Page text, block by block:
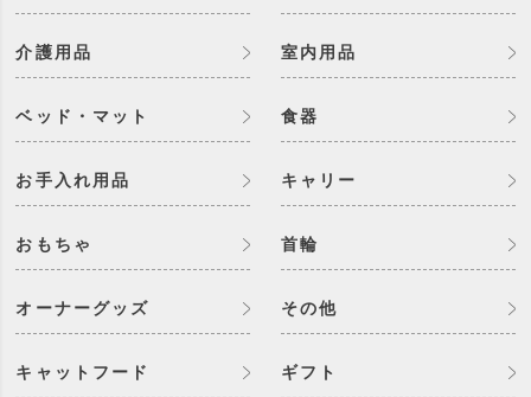
介護用品 室内用品
ベッド・マット 食器
お手入れ用品 キャリー
おもちゃ 首輪
オーナーグッズ
キャットフード
その他
ギフト